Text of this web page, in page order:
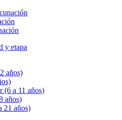
y etapa
años)
(6 a 11 años)
años)
21 años)